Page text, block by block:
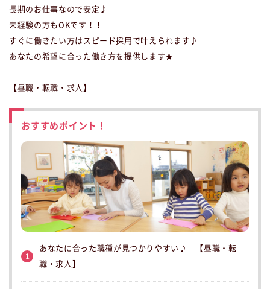
長期のお仕事なので安定♪
未経験の方もOKです！！
すぐに働きたい方はスピード採用で叶えられます♪
あなたの希望に合った働き方を提供します★
【昼職・転職・求人】
おすすめポイント！
1
あなたに合った職種が見つかりやすい♪ 【昼職・転
職・求人】